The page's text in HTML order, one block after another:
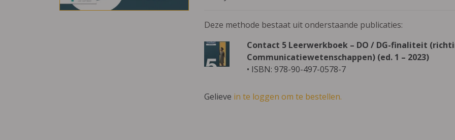
Deze methode bestaat uit onderstaande publicaties:
Contact 5 Leerwerkboek – DO / DG-finaliteit
Communicatiewetenschappen) (ed. 1 – 2023)
• ISBN: 978-90-497-0578-7
Gelieve in te loggen om te bestellen.